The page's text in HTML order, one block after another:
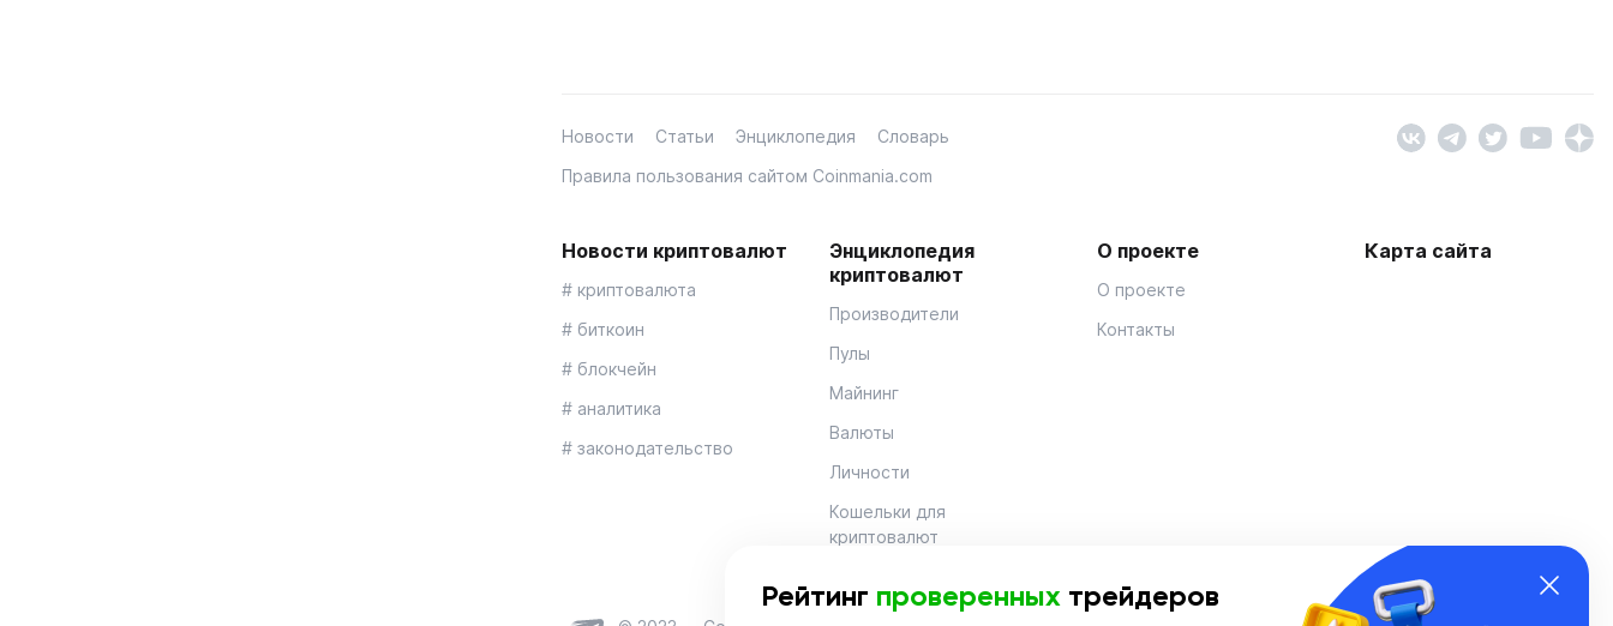
Новости Статьи Энциклопедия
Словарь
Правила пользования сайтом Coinmania.com
Новости криптовалют
# криптовалюта
# биткоин
# блокчейн
# аналитика
# законодательство
Энциклопедия
криптовалют
Производители
Пулы
Майнинг
Валюты
Личности
Кошельки для
криптовалют
О проекте
О проекте
Контакты
Карта сайта
Рейтинг проверенных трейдеров